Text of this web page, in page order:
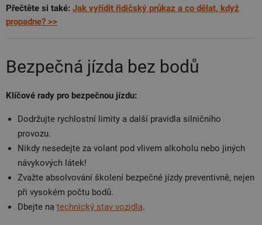
Přečtěte si také: Jak vyřídit řidičský průkaz a co dělat, když
propadne? >>
Bezpečná jízda bez bodů
Klíčové rady pro bezpečnou jízdu:
Dodržujte rychlostní limity a další pravidla silničního
provozu.
Nikdy nesedejte za volant pod vlivem alkoholu nebo jiných
návykových látek!
Zvažte absolvování školení bezpečné jízdy preventivně, nejen
při vysokém počtu bodů.
Dbejte na technický stav vozidla.